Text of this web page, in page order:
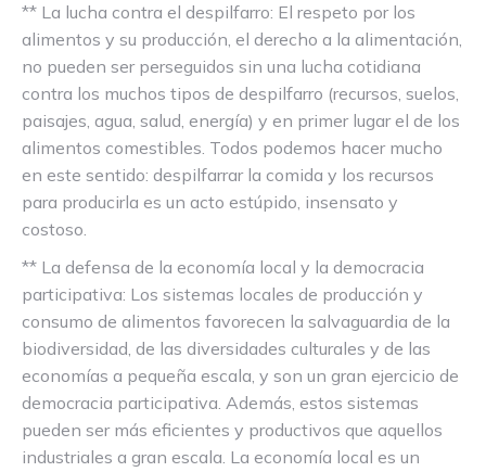
** La lucha contra el despilfarro: El respeto por los
alimentos y su producción, el derecho a la alimentación,
no pueden ser perseguidos sin una lucha cotidiana
contra los muchos tipos de despilfarro (recursos, suelos,
paisajes, agua, salud, energía) y en primer lugar el de los
alimentos comestibles. Todos podemos hacer mucho
en este sentido: despilfarrar la comida y los recursos
para producirla es un acto estúpido, insensato y
costoso.
** La defensa de la economía local y la democracia
participativa: Los sistemas locales de producción y
consumo de alimentos favorecen la salvaguardia de la
biodiversidad, de las diversidades culturales y de las
economías a pequeña escala, y son un gran ejercicio de
democracia participativa. Además, estos sistemas
pueden ser más eficientes y productivos que aquellos
industriales a gran escala. La economía local es un